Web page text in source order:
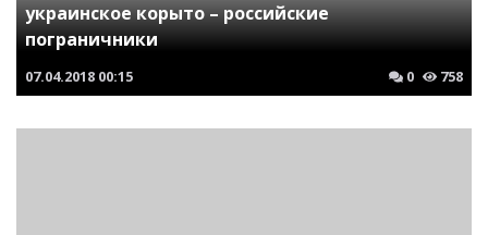
украинское корыто – российские
пограничники
07.04.2018 00:15 0 758